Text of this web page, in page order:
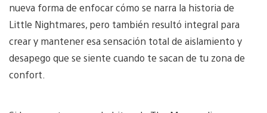
nueva forma de enfocar cómo se narra la historia de
Little Nightmares, pero también resultó integral para
crear y mantener esa sensación total de aislamiento y
desapego que se siente cuando te sacan de tu zona de
confort.